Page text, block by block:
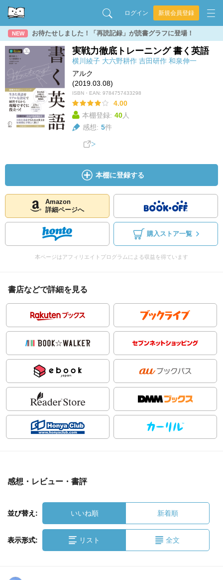
ログイン 新規会員登録
NEW お待たせしました！「再読記録」が読書グラフに登場！
実戦力徹底トレーニング 書く英語
横川綾子 大六野耕作 吉田研作 和泉伸一
アルク
(2019.03.08)
ISBN・EAN: 9784757433298
4.00
本棚登録: 40人
感想: 5件
本棚に登録する
Amazon
詳細ページへ
購入ストア一覧
本ページはアフィリエイトプログラムによる収益を得ています
書店などで詳細を見る
感想・レビュー・書評
並び替え: いいね順 新着順
表示形式: リスト 全文